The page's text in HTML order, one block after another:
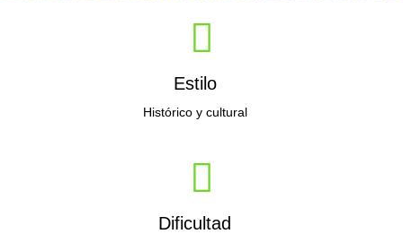
Estilo
Histórico y cultural
Dificultad